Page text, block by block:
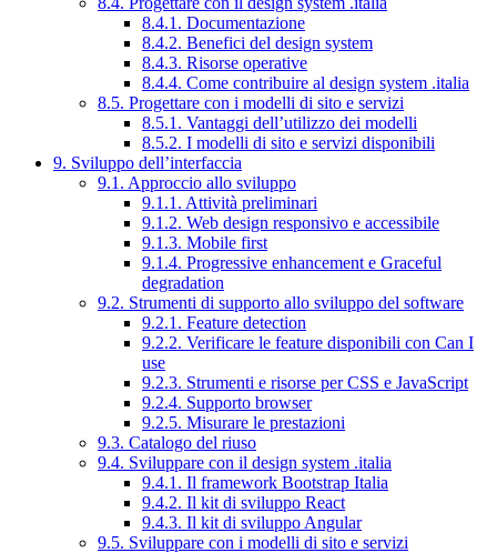
8.4.1. Documentazione
8.4.2. Benefici del design system
8.4.3. Risorse operative
8.4.4. Come contribuire al design system .italia
8.5. Progettare con i modelli di sito e servizi
8.5.1. Vantaggi dell’utilizzo dei modelli
8.5.2. I modelli di sito e servizi disponibili
9. Sviluppo dell’interfaccia
9.1. Approccio allo sviluppo
9.1.1. Attività preliminari
9.1.2. Web design responsivo e accessibile
9.1.3. Mobile first
9.1.4. Progressive enhancement e Graceful
degradation
9.2. Strumenti di supporto allo sviluppo del software
9.2.1. Feature detection
9.2.2. Verificare le feature disponibili con Can I
use
9.2.3. Strumenti e risorse per CSS e JavaScript
9.2.4. Supporto browser
9.2.5. Misurare le prestazioni
9.3. Catalogo del riuso
9.4. Sviluppare con il design system .italia
9.4.1. Il framework Bootstrap Italia
9.4.2. Il kit di sviluppo React
9.4.3. Il kit di sviluppo Angular
9.5. Sviluppare con i modelli di sito e servizi